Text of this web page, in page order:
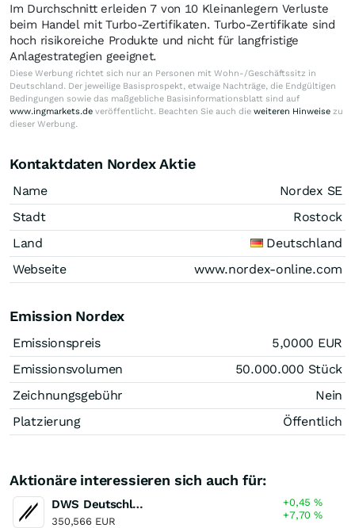
Im Durchschnitt erleiden 7 von 10 Kleinanlegern Verluste
beim Handel mit Turbo-Zertifikaten. Turbo-Zertifikate sind
hoch risikoreiche Produkte und nicht für langfristige
Anlagestrategien geeignet.
Diese Werbung richtet sich nur an Personen mit Wohn-/Geschäftssitz in
Deutschland. Der jeweilige Basisprospekt, etwaige Nachträge, die Endgültigen
Bedingungen sowie das maßgebliche Basisinformationsblatt sind auf
www.ingmarkets.de veröffentlicht. Beachten Sie auch die weiteren Hinweise zu
dieser Werbung.
Kontaktdaten Nordex Aktie
Name
Nordex SE
Stadt
Rostock
Land
Deutschland
Webseite
www.nordex-online.com
Emission Nordex
Emissionspreis 5,0000 EUR
Emissionsvolumen
50.000.000 Stück
Zeichnungsgebühr
Nein
Platzierung
Öffentlich
Aktionäre interessieren sich auch für:
DWS Deutschland LC
350,566 EUR
+0,45%
+7,70%